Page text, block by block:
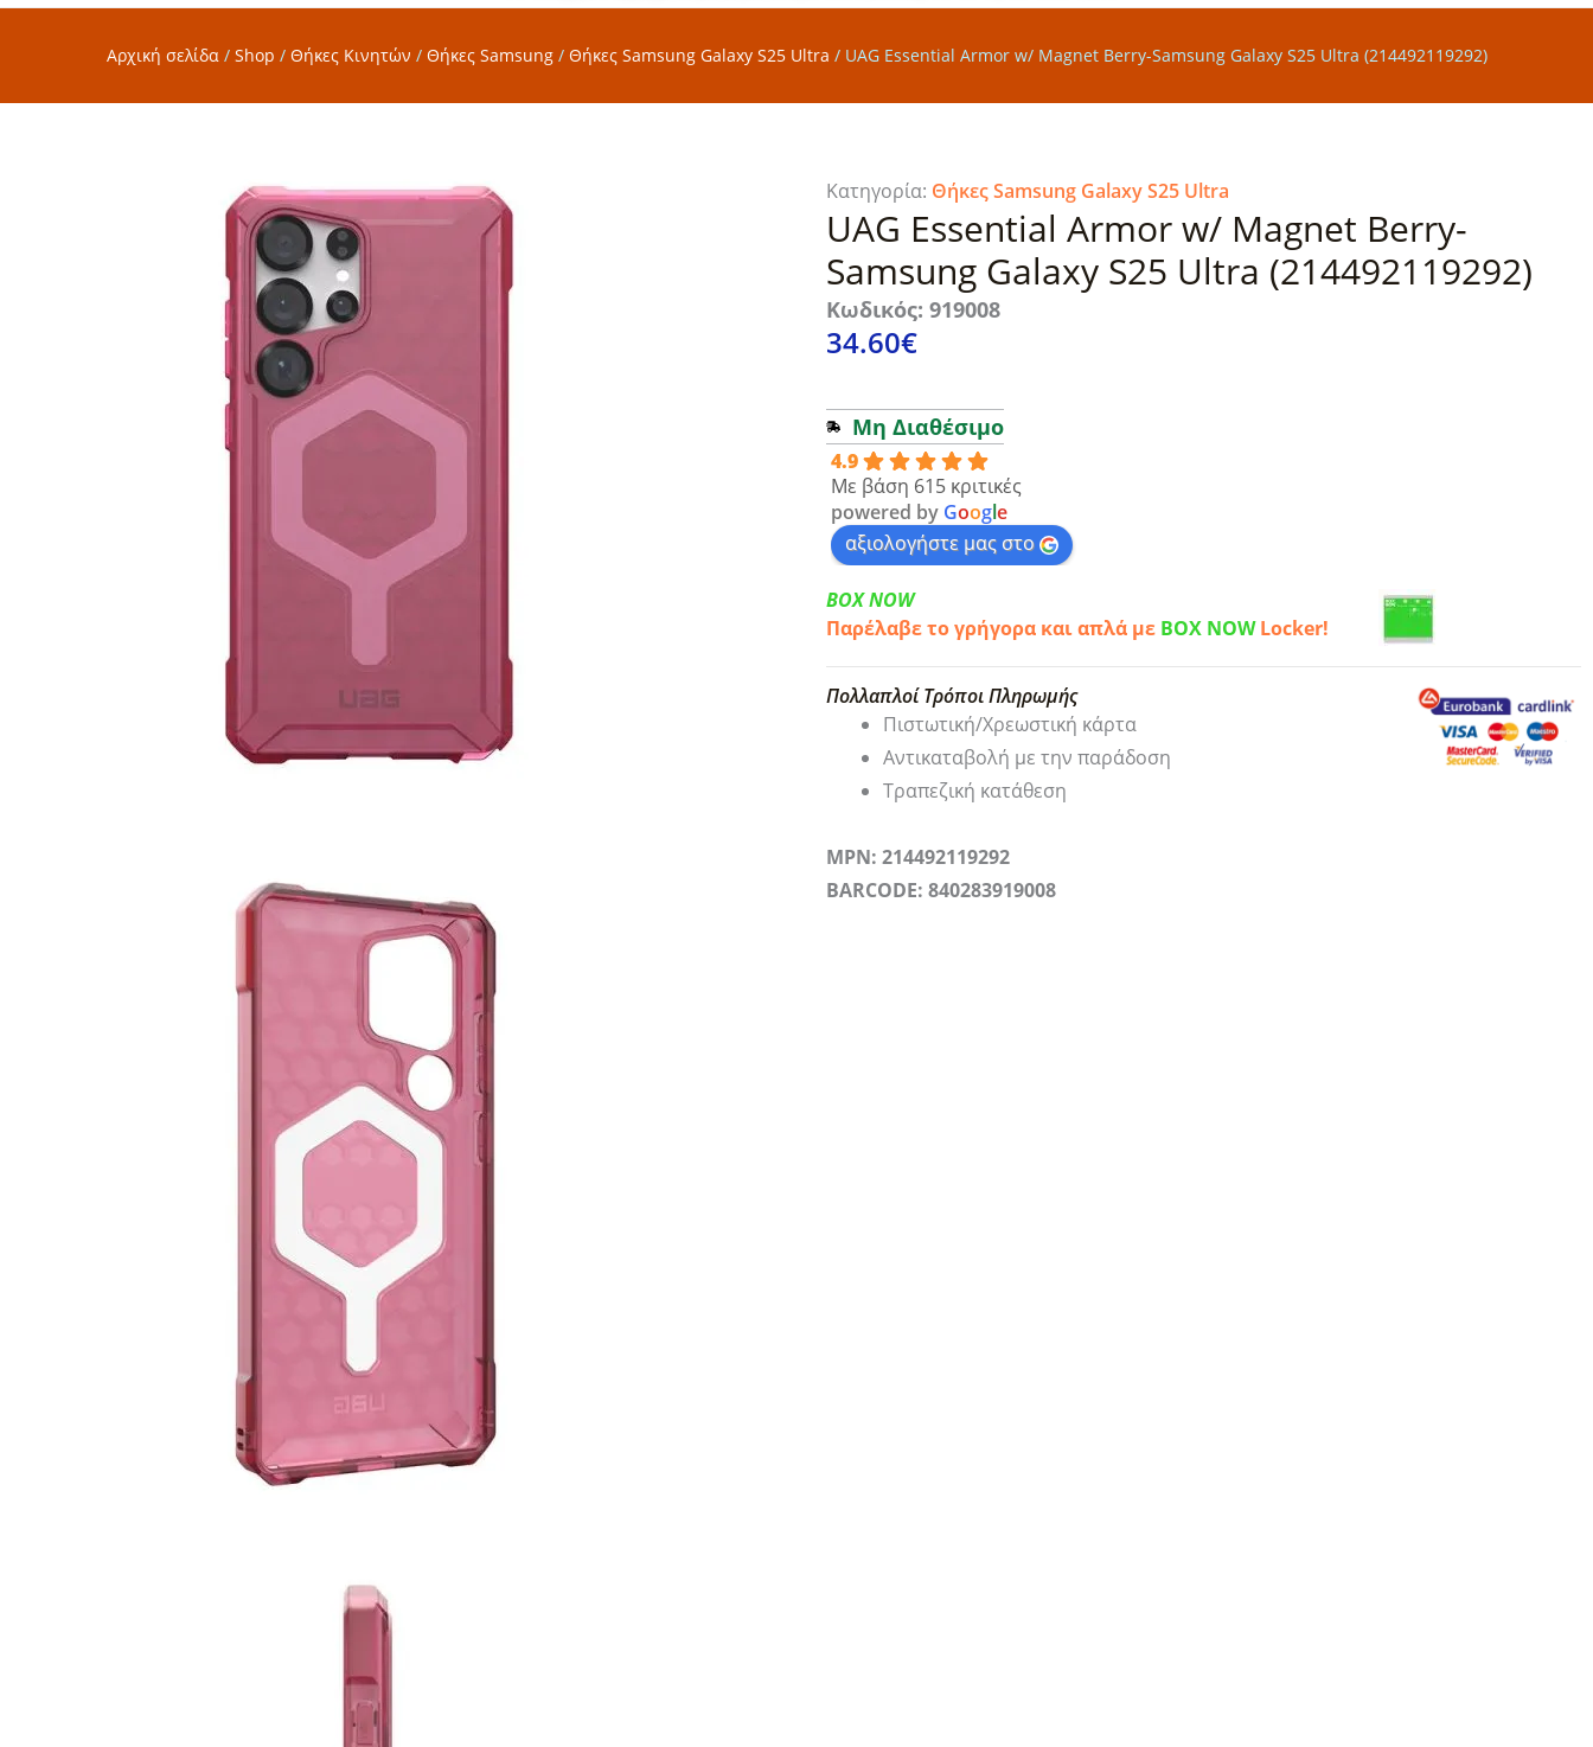
Αρχική σελίδα/ Shop / Θήκες Κινητών / Θήκες Samsung/ Θήκες Samsung Galaxy S25 Ultra / UAG Essential Armor w/ Magnet Berry-Samsung Galaxy S25 Ultra (214492119292)
Κατηγορία: Θήκες Samsung Galaxy S25 Ultra
UAG Essential Armor w/ Magnet Berry-
Samsung Galaxy S25 Ultra (214492119292)
Κωδικός: 919008
34.60€
Μη Διαθέσιμο
4.9
Με βάση 615 κριτικές
powered by Google
αξιολογήστε μας στο
BOX NOW
Παρέλαβε το γρήγορα και απλά με BOX NOWLocker!
Πολλαπλοί Τρόποι Πληρωμής
Πιστωτική/Χρεωστική κάρτα
Αντικαταβολή με την παράδοση
Τραπεζική κατάθεση
MPN: 214492119292
BARCODE: 840283919008